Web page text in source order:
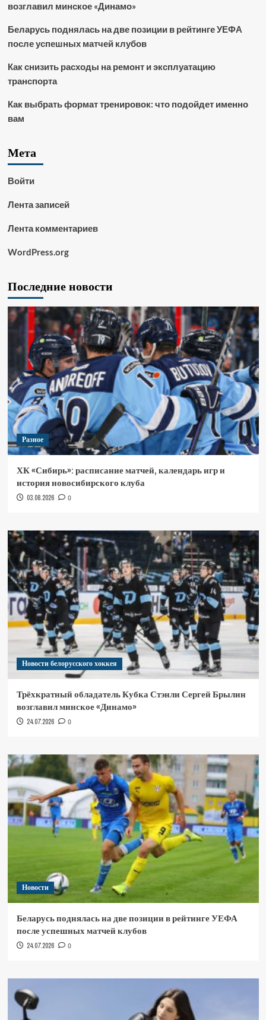
возглавил минское «Динамо»
Беларусь поднялась на две позиции в рейтинге УЕФА
после успешных матчей клубов
Как снизить расходы на ремонт и эксплуатацию
транспорта
Как выбрать формат тренировок: что подойдет именно
вам
Мета
Войти
Лента записей
Лента комментариев
WordPress.org
Последние новости
Разное
ХК «Сибирь»: расписание матчей, календарь игр и
история новосибирского клуба
03.08.2026 0
Новости белорусского хоккея
Трёхкратный обладатель Кубка Стэнли Сергей Брылин
возглавил минское «Динамо»
24.07.2026 0
Новости
Беларусь поднялась на две позиции в рейтинге УЕФА
после успешных матчей клубов
24.07.2026 0